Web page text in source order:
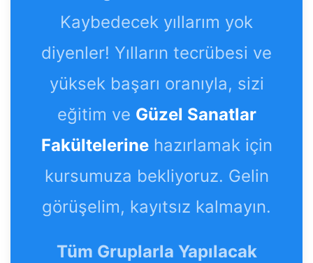
Kaybedecek yıllarım yok
diyenler! Yılların tecrübesi ve
yüksek başarı oranıyla, sizi
eğitim ve Güzel Sanatlar
Fakültelerinehazırlamak için
kursumuza bekliyoruz. Gelin
görüşelim, kayıtsız kalmayın.
Tüm Gruplarla Yapılacak